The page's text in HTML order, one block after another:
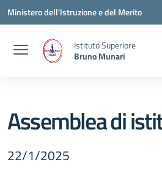
Vai ai contenuti
Vai al menu di navigazione
Vai al footer
Ministero dell'Istruzione e del Merito
Istituto Superiore
Bruno Munari
Assemblea di
22/1/2025